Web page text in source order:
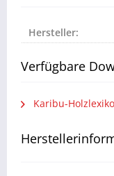
Hersteller:
Verfügbare
Karibu-